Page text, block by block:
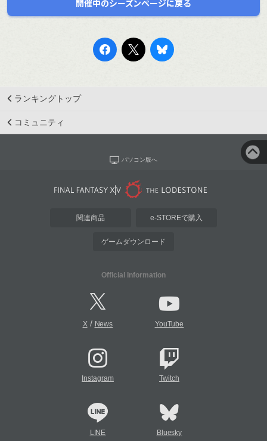
開催中のシーズンページに戻る
ランキングトップ
コミュニティ
パソコン版へ
関連商品 e-STOREで購入
ゲームダウンロード
Official Information
X/ News YouTube
Instagram Twitch
LINE Bluesky